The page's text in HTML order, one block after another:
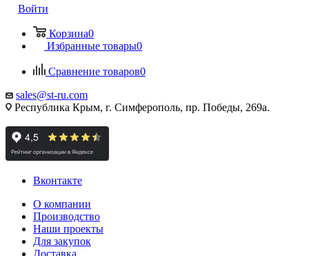
Войти
Корзина0
Избранные товары0
Сравнение товаров0
sales@st-ru.com
Республика Крым, г. Симферополь, пр. Победы, 269а.
Вконтакте
О компании
Производство
Наши проекты
Для закупок
Доставка